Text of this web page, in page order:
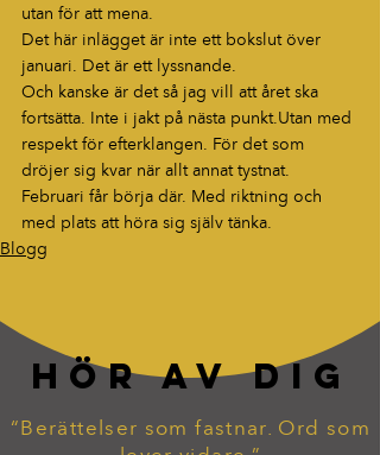
utan för att mena.
Det här inlägget är inte ett bokslut över
januari. Det är ett lyssnande.
Och kanske är det så jag vill att året ska
fortsätta. Inte i jakt på nästa punkt.Utan med
respekt för efterklangen. För det som
dröjer sig kvar när allt annat tystnat.
Februari får börja där. Med riktning och
med plats att höra sig själv tänka.
Blogg
HÖR AV DIG
“Berättelser som fastnar. Ord som